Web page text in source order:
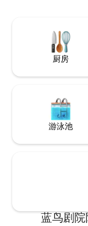
诺维·豪斯——祝您住
厨房
游泳池
蓝鸟剧